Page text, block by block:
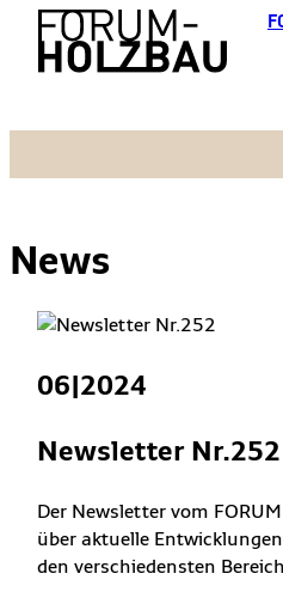
News
06|2024
Newsletter Nr.252
Der Newsletter vom
über aktuelle
den verschiedensten